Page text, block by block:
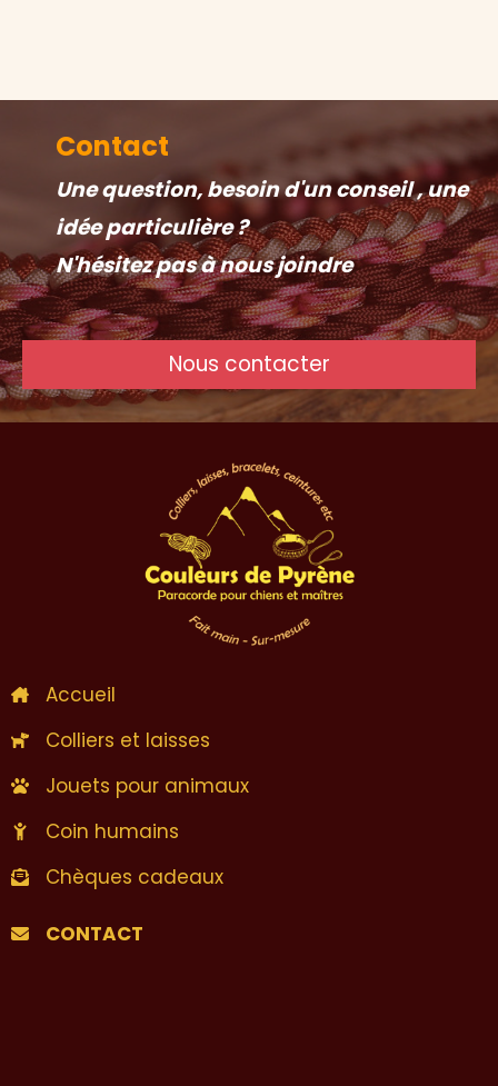
Contact
Une question, besoin d'un conseil , une
idée particulière ?
N'hésitez pas à nous joindre
Nous contacter
Accueil
Colliers et laisses
Jouets pour animaux
Coin humains
Chèques cadeaux
CONTACT